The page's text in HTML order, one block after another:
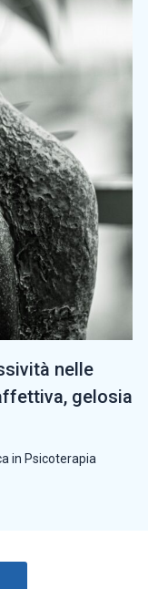
nelle
gelosia
in Psicoterapia